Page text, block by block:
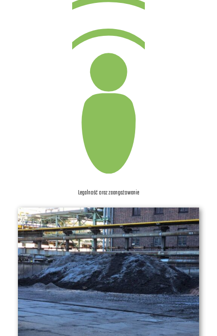
Legalność oraz zaangażowanie